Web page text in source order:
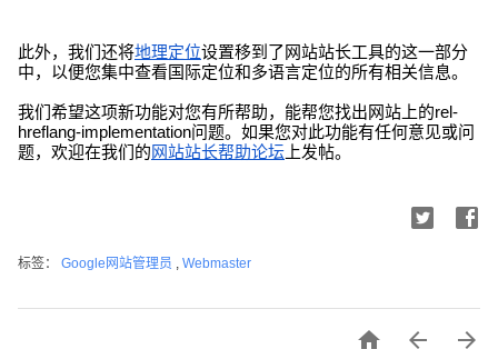
此外，我们还将地理定位设置移到了网站站长工具的这一部分
中，以便您集中查看国际定位和多语言定位的所有相关信息。
我们希望这项新功能对您有所帮助，能帮您找出网站上的rel-
hreflang-implementation问题。如果您对此功能有任何意见或问
题，欢迎在我们的网站站长帮助论坛 上发帖。
标签： Google网站管理员 Webmaster
  